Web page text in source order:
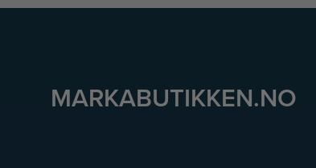
MARKABUTIKKEN.NO